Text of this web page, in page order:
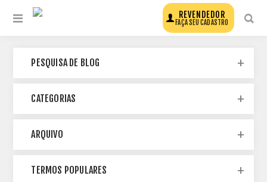
REVENDEDOR
FAÇA SEU CADASTRO
PESQUISA DE BLOG
CATEGORIAS
ARQUIVO
TERMOS POPULARES